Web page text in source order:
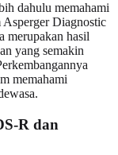
dahulu memahami
Diagnostic
merupakan hasil
yang semakin
memahami
R dan